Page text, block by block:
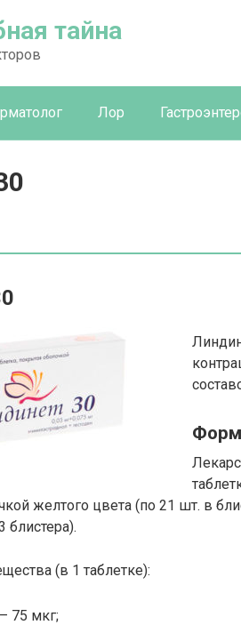
тайна
Лор
желтого цвета (по 21 шт. в
блистера).
(в 1 таблетке):
75 мкг;